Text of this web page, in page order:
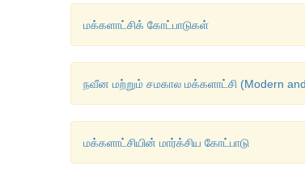
மக்களாட்சிக் கோட்பாடுகள்
நவீன மற்றும் சமகால மக்களாட்சி (Modern
மக்களாட்சியின் மார்க்சிய கோட்பாடு